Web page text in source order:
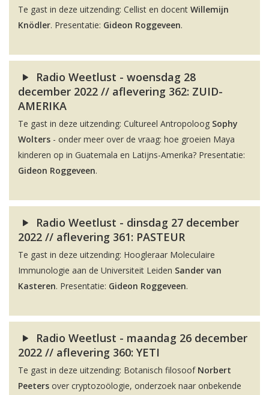
Te gast in deze uitzending: Cellist en docent Willemijn
Knödler. Presentatie: Gideon Roggeveen.
Radio Weetlust - woensdag 28
december 2022 // aflevering 362: ZUID-
AMERIKA
Te gast in deze uitzending: Cultureel Antropoloog Sophy
Wolters - onder meer over de vraag: hoe groeien Maya
kinderen op in Guatemala en Latijns-Amerika? Presentatie:
Gideon Roggeveen.
Radio Weetlust - dinsdag 27 december
2022 // aflevering 361: PASTEUR
Te gast in deze uitzending: Hoogleraar Moleculaire
Immunologie aan de Universiteit Leiden Sander van
Kasteren. Presentatie: Gideon Roggeveen.
Radio Weetlust - maandag 26 december
2022 // aflevering 360: YETI
Te gast in deze uitzending: Botanisch filosoof Norbert
Peeters over cryptozoölogie, onderzoek naar onbekende